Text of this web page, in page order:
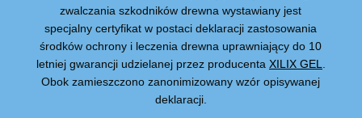
zwalczania szkodników drewna wystawiany jest
specjalny certyfikat w postaci deklaracji zastosowania
środków ochrony i leczenia drewna uprawniający do 10
letniej gwarancji udzielanej przez producenta XILIX GEL
Obok zamieszczono zanonimizowany wzór opisywanej
deklaracji.